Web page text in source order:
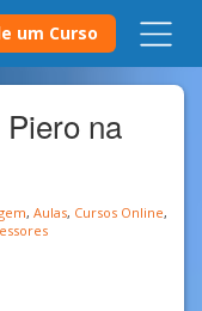
um Curso
na
, Aulas, Cursos Online,